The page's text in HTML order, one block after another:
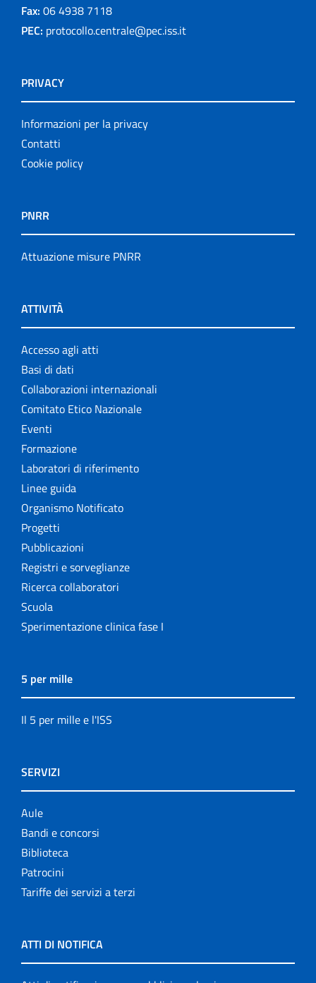
Fax: 06 4938 7118
PEC: protocollo.centrale@pec.iss.it
PRIVACY
Informazioni per la privacy
Contatti
Cookie policy
PNRR
Attuazione misure PNRR
ATTIVITÀ
Accesso agli atti
Basi di dati
Collaborazioni internazionali
Comitato Etico Nazionale
Eventi
Formazione
Laboratori di riferimento
Linee guida
Organismo Notificato
Progetti
Pubblicazioni
Registri e sorveglianze
Ricerca collaboratori
Scuola
Sperimentazione clinica fase I
5 per mille
Il 5 per mille e l'ISS
SERVIZI
Aule
Bandi e concorsi
Biblioteca
Patrocini
Tariffe dei servizi a terzi
ATTI DI NOTIFICA